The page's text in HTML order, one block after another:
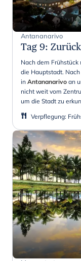
Antananarivo
Tag 9:
Nach dem
die Hauptstadt.
in Antananarivo an
nicht weit vom
um die Stadt zu
Verpflegung: